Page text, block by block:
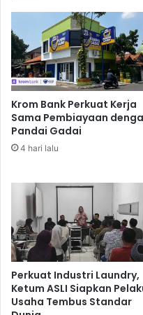
u
b
l
i
k
t
e
r
h
d
I
s
u
L
i
n
g
P
e
m
e
r
a
a
P
e
r
e
m
p
Krom Bank Perkuat Kerja
Sama Pembiayaan
Pandai Gadai
4 hari lalu
Perkuat Industri Laundry,
Ketum ASLI Siapkan
Usaha Tembus Standar